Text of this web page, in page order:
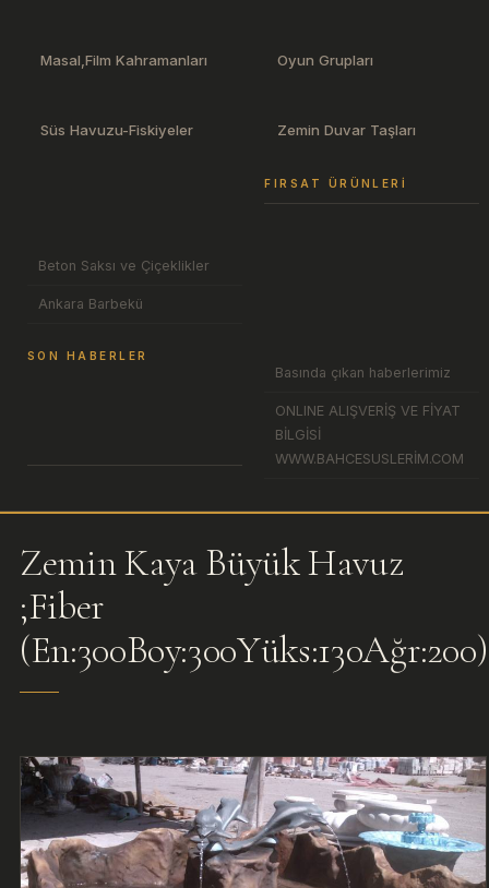
Masal,Film Kahramanları Oyun Grupları
Süs Havuzu-Fiskiyeler Zemin Duvar Taşları
FIRSAT ÜRÜNLERI
Beton Saksı ve Çiçeklikler
Ankara Barbekü
SON HABERLER
Basında çıkan haberlerimiz
ONLINE ALIŞVERİŞ VE FİYAT
BİLGİSİ
WWW.BAHCESUSLERİM.COM
Zemin Kaya Büyük Havuz
;Fiber
(En:300Boy:300Yüks:130Ağr:200)